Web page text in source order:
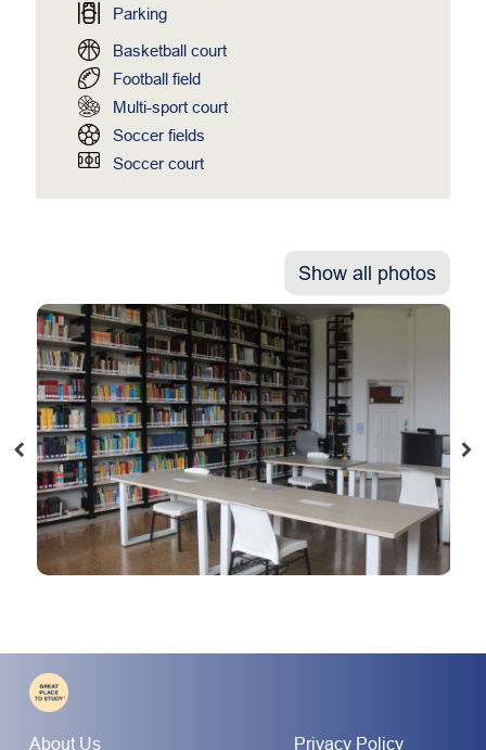
Parking
Basketball court
Football field
Multi-sport court
Soccer fields
Soccer court
Show all photos
About Us Privacy Policy